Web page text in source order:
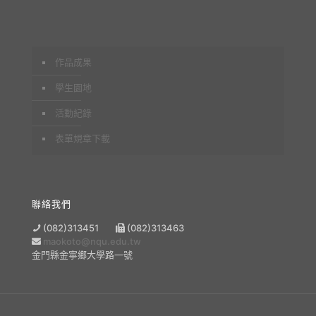
作品成果
學生園地
活動紀錄
表單規章下載
聯絡我們
(082)313451
(082)313463
maokoto@nqu.edu.tw
金門縣金寧鄉大學路一號